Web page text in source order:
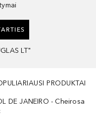
LT"
PRODUKTAI
DE JANEIRO - Cheirosa